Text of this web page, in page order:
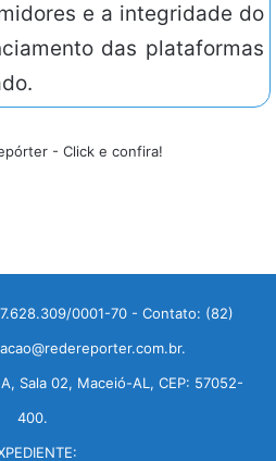
e a integridade do
das plataformas
- Click e confira!
0001-70 - Contato: (82)
Sala 02, Maceió-AL, CEP: 57052-
400.